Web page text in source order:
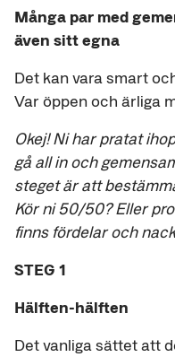
Många par med
även sitt egna
Det kan vara smart
Var öppen och ärliga
Okej! Ni har pratat
gå all in och
steget är att
Kör ni 50/50? Eller
finns fördelar och
STEG 1
Hälften-hälften
Det vanliga sättet att